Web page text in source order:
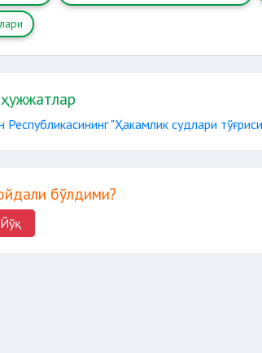
Республикасининг "Ҳакамлик судлари
бўлдими?
Йўқ